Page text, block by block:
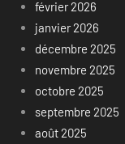
février 2026
janvier 2026
décembre 2025
novembre 2025
octobre 2025
septembre 2025
août 2025